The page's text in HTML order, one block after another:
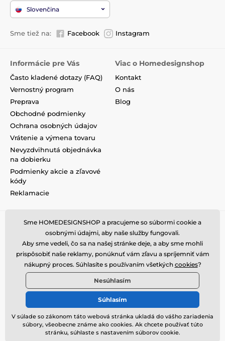
Slovenčina
Sme tiež na: Facebook Instagram
Informácie pre Vás
Často kladené dotazy (FAQ)
Vernostný program
Preprava
Obchodné podmienky
Ochrana osobných údajov
Vrátenie a výmena tovaru
Nevyzdvihnutá objednávka
na dobierku
Podmienky akcie a zľavové
kódy
Reklamacie
Viac o Homedesignshop
Kontakt
O nás
Blog
© 2026 www.homedesignshop.sk ⦁ E-shop vytvorilaSIMPLIA.cz
Sme HOMEDESIGNSHOP a pracujeme so súbormi cookie a
osobnými údajmi, aby naše služby fungovali.
Aby sme vedeli, čo sa na našej stránke deje, a aby sme mohli
prispôsobiť naše reklamy, ponúknuť vám zľavu a spríjemniť vám
nákupný proces. Súhlasíte s používaním všetkých cookies?
Nesúhlasím
Súhlasím
V súlade so zákonom táto webová stránka ukladá do vášho zariadenia
súbory, všeobecne známe ako cookies. Ak chcete používať túto
stránku, súhlaste s nastavením súborov cookie.